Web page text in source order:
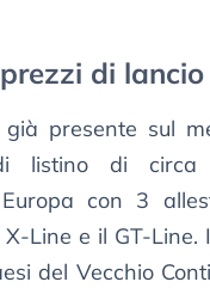
di lancio
già presente sul
listino di circa
con 3
Line e il GT-
del Vecchio